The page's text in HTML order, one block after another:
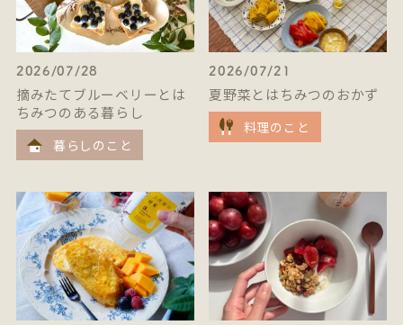
2026/07/28
摘みたてブルーベリーとは
ちみつのある暮らし
暮らしのこと
2026/07/21
夏野菜とはちみつのおかず
料理のこと